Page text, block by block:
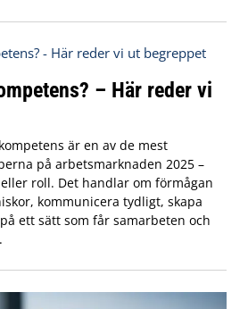
– Här reder vi
är en av de mest
på arbetsmarknaden 2025 –
roll. Det handlar om förmågan
kommunicera tydligt, skapa
ett sätt som får samarbeten och